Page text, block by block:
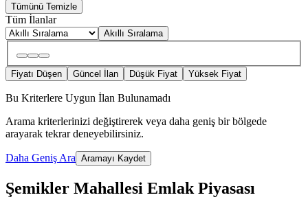
Tümünü Temizle
Tüm İlanlar
Akıllı Sıralama
Fiyatı Düşen Güncel İlan Düşük Fiyat Yüksek Fiyat
Bu Kriterlere Uygun İlan Bulunamadı
Arama kriterlerinizi değiştirerek veya daha geniş bir bölgede
arayarak tekrar deneyebilirsiniz.
Daha Geniş Ara Aramayı Kaydet
Şemikler Mahallesi Emlak Piyasası